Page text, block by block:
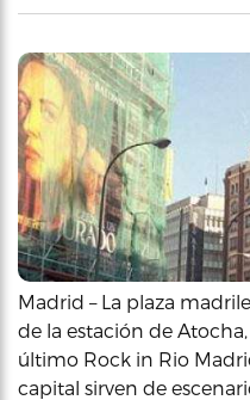
Madrid – La plaza
de la estación de
último Rock in Rio
capital sirven de